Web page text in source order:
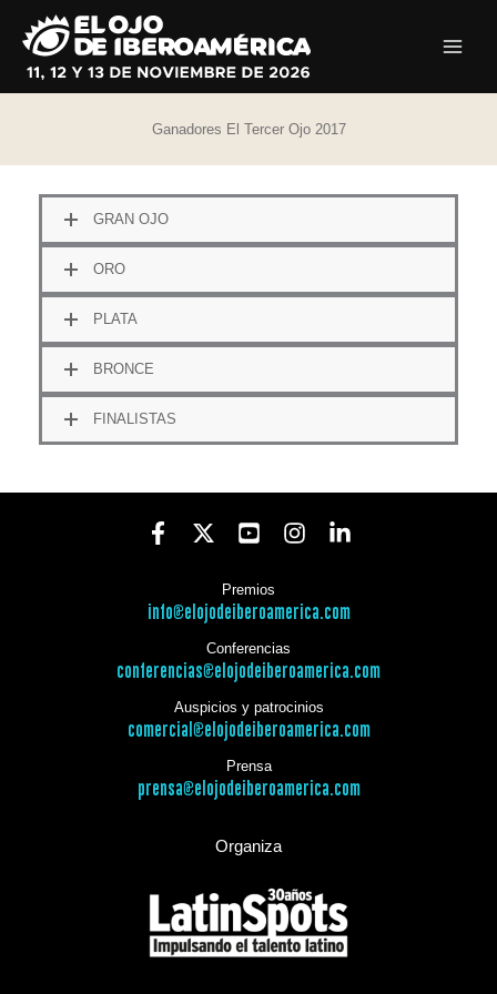
contenido
Ganadores El Tercer Ojo 2017
GRAN OJO
ORO
PLATA
BRONCE
FINALISTAS
Premios
info@elojodeiberoamerica.com
Conferencias
conferencias@elojodeiberoamerica.com
Auspicios y patrocinios
comercial@elojodeiberoamerica.com
Prensa
prensa@elojodeiberoamerica.com
Organiza